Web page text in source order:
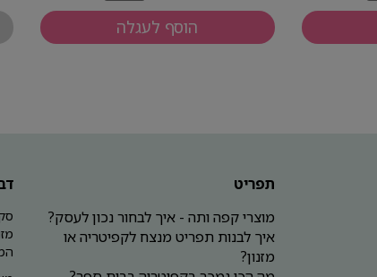
הוסף לעגלה
תפריט
מוצרי קפה ותה - איך לבחור נכון לעסק?
איך לבנות תפריט מנצח לקפיטריה או
מזנון?